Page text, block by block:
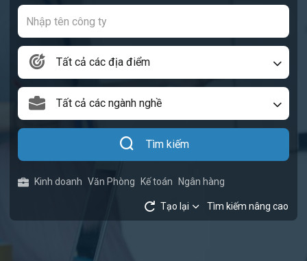
Tất cả các địa điểm
Tất cả các ngành nghề
Tìm kiếm
Kinh doanh Văn Phòng Kế toán Ngân hàng
Tạo lại Tìm kiếm nâng cao